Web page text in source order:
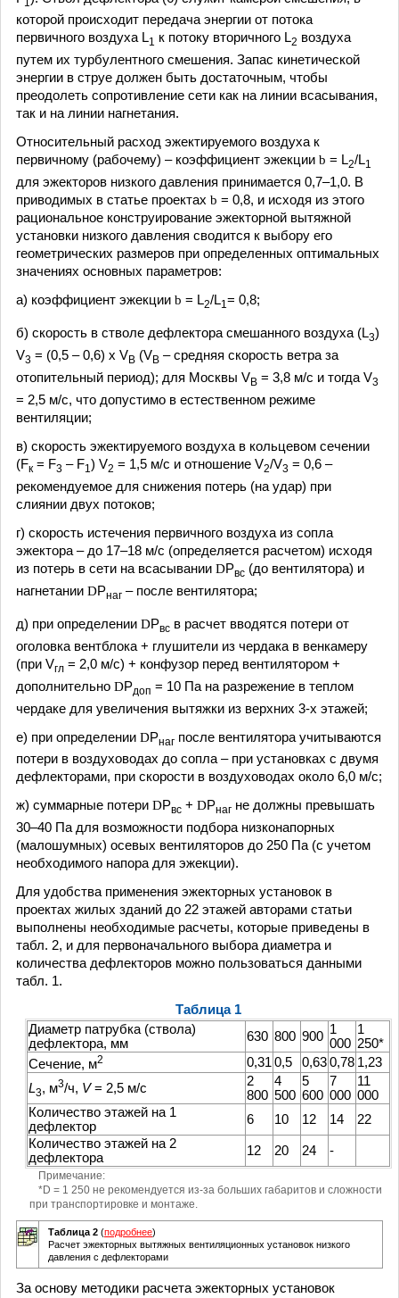
которой происходит передача энергии от потока
первичного воздуха L1 к потоку вторичного L2 воздуха
путем их турбулентного смешения. Запас кинетической
энергии в струе должен быть достаточным, чтобы
преодолеть сопротивление сети как на линии всасывания,
так и на линии нагнетания.
Относительный расход эжектируемого воздуха к
первичному (рабочему) – коэффициент эжекции b = L2/L1
для эжекторов низкого давления принимается 0,7–1,0. В
приводимых в статье проектах b = 0,8, и исходя из этого
рациональное конструирование эжекторной вытяжной
установки низкого давления сводится к выбору его
геометрических размеров при определенных оптимальных
значениях основных параметров:
а) коэффициент эжекции b = L2/L1= 0,8;
б) скорость в стволе дефлектора смешанного воздуха (L3)
V3 = (0,5 – 0,6) x VВ (VВ – средняя скорость ветра за
отопительный период); для Москвы VВ = 3,8 м/с и тогда V3
= 2,5 м/с, что допустимо в естественном режиме
вентиляции;
в) скорость эжектируемого воздуха в кольцевом сечении
(Fк = F3 – F1) V2 = 1,5 м/с и отношение V2/V3 = 0,6 –
рекомендуемое для снижения потерь (на удар) при
слиянии двух потоков;
г) скорость истечения первичного воздуха из сопла
эжектора – до 17–18 м/с (определяется расчетом) исходя
из потерь в сети на всасывании DРвс (до вентилятора) и
нагнетании DРнаг – после вентилятора;
д) при определении DРвс в расчет вводятся потери от
оголовка вентблока + глушители из чердака в венкамеру
(при Vгл = 2,0 м/с) + конфузор перед вентилятором +
дополнительно DРдоп = 10 Па на разрежение в теплом
чердаке для увеличения вытяжки из верхних 3-х этажей;
е) при определении DРнаг после вентилятора учитываются
потери в воздуховодах до сопла – при установках с двумя
дефлекторами, при скорости в воздуховодах около 6,0 м/с;
ж) суммарные потери DРвс + DРнаг не должны превышать
30–40 Па для возможности подбора низконапорных
(малошумных) осевых вентиляторов до 250 Па (с учетом
необходимого напора для эжекции).
Для удобства применения эжекторных установок в
проектах жилых зданий до 22 этажей авторами статьи
выполнены необходимые расчеты, которые приведены в
табл. 2, и для первоначального выбора диаметра и
количества дефлекторов можно пользоваться данными
табл. 1.
Таблица 1
Диаметр патрубка (ствола)
дефлектора, мм
630 800 900 1
000
1
250*
Сечение, м2 0,310,5 0,630,78 1,23
L3, м3/ч, V= 2,5 м/с
2
800
4
500
5
600
7
000
11
000
Количество этажей на 1
дефлектор
6 10 12 14
22
Количество этажей на 2
дефлектора
12 20 24 -
Примечание:
*D = 1 250 не рекомендуется из-за больших габаритов и сложности
при транспортировке и монтаже.
Таблица 2 (подробнее)
Расчет эжекторных вытяжных вентиляционных установок низкого
давления с дефлекторами
За основу методики расчета эжекторных установок